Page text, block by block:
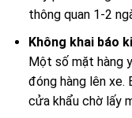
thông quan 1-2
Không khai báo
Một số mặt hàng
đóng hàng lên xe.
cửa khẩu chờ lấy